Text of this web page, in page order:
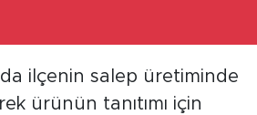
da ilçenin salep üretiminde
ürünün tanıtımı için